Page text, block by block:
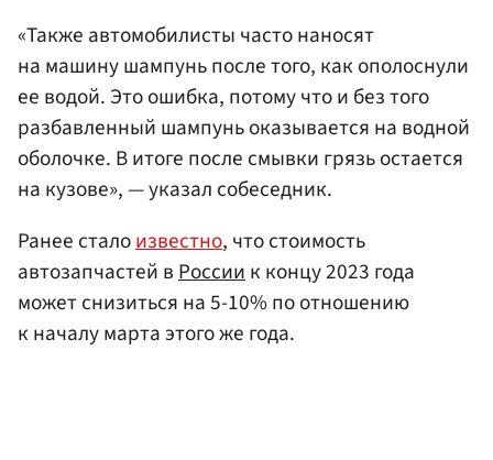
«Также автомобилисты часто наносят
на машину шампунь после того, как ополоснули
ее водой. Это ошибка, потому что и без того
разбавленный шампунь оказывается на водной
оболочке. В итоге после смывки грязь остается
на кузове», — указал собеседник.
Ранее сталоизвестно, что стоимость
автозапчастей вРоссиик концу 2023 года
может снизиться на 5-10% по отношению
к началу марта этого же года.